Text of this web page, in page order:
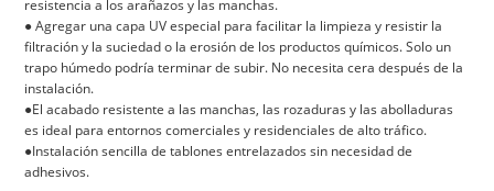
resistencia a los arañazos y las manchas.
● Agregar una capa UV especial para facilitar la limpieza y resistir la
filtración y la suciedad o la erosión de los productos químicos. Solo un
trapo húmedo podría terminar de subir. No necesita cera después de la
instalación.
●El acabado resistente a las manchas, las rozaduras y las abolladuras
es ideal para entornos comerciales y residenciales de alto tráfico.
●Instalación sencilla de tablones entrelazados sin necesidad de
adhesivos.